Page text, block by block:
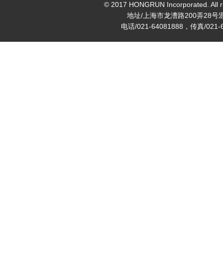
© 2017 HONGRUN Incorporated. All
地址/上海市龙漕路200弄28号
电话/021-64081888，传真/021-